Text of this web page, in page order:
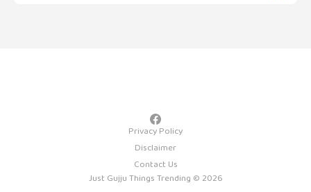
Privacy Policy
Disclaimer
Contact Us
Just Gujju Things Trending © 2026